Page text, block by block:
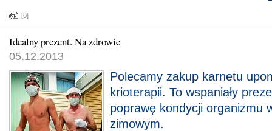
[0]
Idealny prezent. Na zdrowie
05.12.2013
Polecamy zakup karnetu
krioterapii. To wspaniały
poprawę kondycji organizmu
zimowym.